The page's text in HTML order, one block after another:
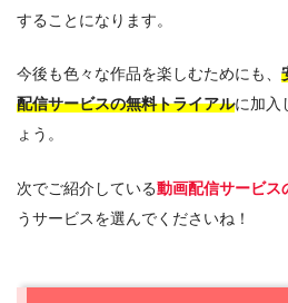
することになります。
今後も色々な作品を楽しむためにも、
配信サービスの無料トライアルに加入
ょう。
次でご紹介している動画配信サービス
うサービスを選んでくださいね！